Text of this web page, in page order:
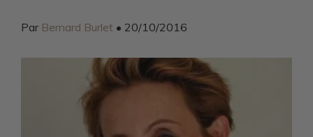
Par Bernard Burlet • 20/10/2016